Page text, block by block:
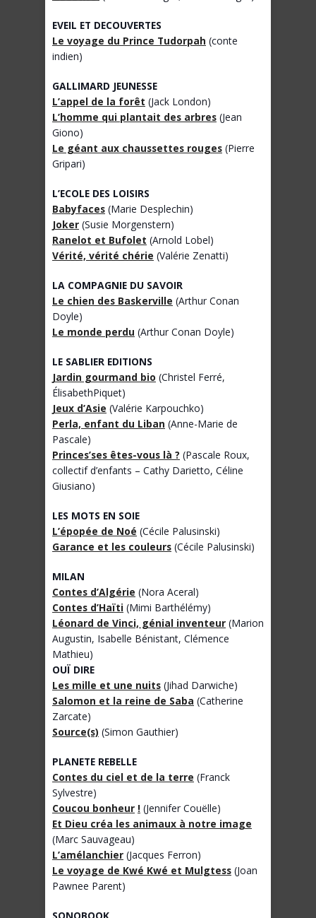
EVEIL ET DECOUVERTES
Le voyage du Prince Tudorpah (conte
indien)
GALLIMARD JEUNESSE
L’appel de la forêt (Jack London)
L’homme qui plantait des arbres (Jean
Giono)
Le géant aux chaussettes rouges (Pierre
Gripari)
L’ECOLE DES LOISIRS
Babyfaces (Marie Desplechin)
Joker (Susie Morgenstern)
Ranelot et Bufolet (Arnold Lobel)
Vérité, vérité chérie (Valérie Zenatti)
LA COMPAGNIE DU SAVOIR
Le chien des Baskerville (Arthur Conan
Doyle)
Le monde perdu (Arthur Conan Doyle)
LE SABLIER EDITIONS
Jardin gourmand bio (Christel Ferré,
ÉlisabethPiquet)
Jeux d’Asie (Valérie Karpouchko)
Perla, enfant du Liban (Anne-Marie de
Pascale)
Princes’ses êtes-vous là ? (Pascale Roux,
collectif d’enfants – Cathy Darietto, Céline
Giusiano)
LES MOTS EN SOIE
L’épopée de Noé (Cécile Palusinski)
Garance et les couleurs (Cécile Palusinski)
MILAN
Contes d’Algérie (Nora Aceral)
Contes d’Haïti (Mimi Barthélémy)
Léonard de Vinci, génial inventeur (Marion
Augustin, Isabelle Bénistant, Clémence
Mathieu)
OUÏ DIRE
Les mille et une nuits (Jihad Darwiche)
Salomon et la reine de Saba (Catherine
Zarcate)
Source(s) (Simon Gauthier)
PLANETE REBELLE
Contes du ciel et de la terre (Franck
Sylvestre)
Coucou bonheur ! (Jennifer Couëlle)
Et Dieu créa les animaux à notre image
(Marc Sauvageau)
L’amélanchier (Jacques Ferron)
Le voyage de Kwé Kwé et Mulgtess (Joan
Pawnee Parent)